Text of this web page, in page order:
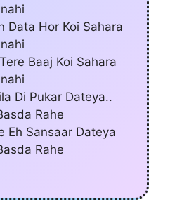
nahi
Data Hor Koi Sahara
nahi
Baaj Koi Sahara
nahi
Di Pukar Dateya..
Rahe
Eh Sansaar Dateya
Rahe